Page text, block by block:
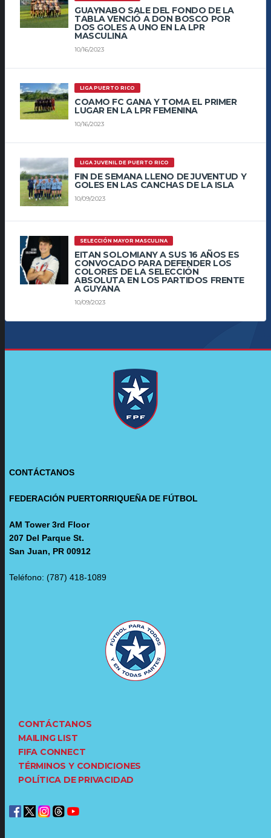
GUAYNABO SALE DEL FONDO DE LA
TABLA VENCIÓ A DON BOSCO POR
DOS GOLES A UNO EN LA LPR
MASCULINA
10/16/2023
LIGA PUERTO RICO
COAMO FC GANA Y TOMA EL PRIMER
LUGAR EN LA LPR FEMENINA
10/16/2023
LIGA JUVENIL DE PUERTO RICO
FIN DE SEMANA LLENO DE JUVENTUD Y
GOLES EN LAS CANCHAS DE LA ISLA
10/09/2023
SELECCIÓN MAYOR MASCULINA
EITAN SOLOMIANY A SUS 16 AÑOS ES
CONVOCADO PARA DEFENDER LOS
COLORES DE LA SELECCIÓN
ABSOLUTA EN LOS PARTIDOS FRENTE
A GUYANA
10/09/2023
CONTÁCTANOS
FEDERACIÓN PUERTORRIQUEÑA DE FÚTBOL
AM Tower 3rd Floor
207 Del Parque St.
San Juan, PR 00912
Teléfono: (787) 418-1089
CONTÁCTANOS
MAILING LIST
FIFA CONNECT
TÉRMINOS Y CONDICIONES
POLÍTICA DE PRIVACIDAD